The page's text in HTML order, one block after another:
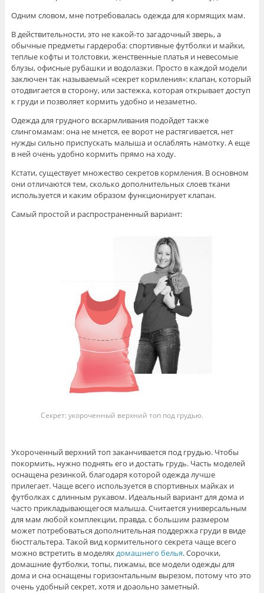
Одним словом, мне потребовалась одежда для кормящих мам.
В действительности, это не какой-то загадочный зверь, а
обычные предметы гардероба: спортивные футболки и майки,
теплые кофты и толстовки, женственные платья и невесомые
блузы, офисные рубашки и водолазки. Просто в каждой модели
заключен так называемый «секрет кормления»: клапан, который
отодвигается в сторону, или застежка, которая открывает доступ
к груди и позволяет кормить удобно и незаметно.
Одежда для грудного вскармливания подойдет также
слингомамам: она не мнется, ее ворот не растягивается, нет
нужды сильно приспускать малыша и ослаблять намотку. А еще
в ней очень удобно кормить прямо на ходу.
Кстати, существует множество секретов кормления. В основном
они отличаются тем, сколько дополнительных слоев ткани
используется и каким образом функционирует клапан.
Самый простой и распространенный вариант:
Секрет: укороченный верхний топ под грудью.
Укороченный верхний топ заканчивается под грудью. Чтобы
покормить, нужно поднять его и достать грудь. Часть моделей
оснащена резинкой, благодаря которой одежда лучше
прилегает. Чаще всего используется в спортивных майках и
футболках с длинным рукавом. Идеальный вариант для дома и
часто прикладывающегося малыша. Считается универсальным
для мам любой комплекции, правда, с большим размером
может потребоваться дополнительная поддержка груди в виде
бюстгальтера. Такой вид кормительного секрета чаще всего
можно встретить в моделяхдомашнего белья. Сорочки,
домашние футболки, топы, пижамы, все модели одежды для
дома и сна оснащены горизонтальным вырезом, потому что это
очень удобный секрет, хотя и доаольно заметный.